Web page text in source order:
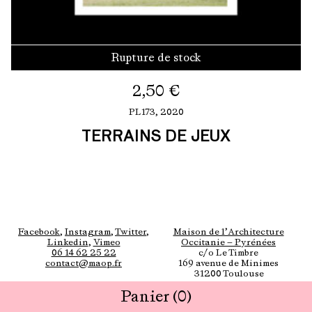
Rupture de stock
2,50 €
PL173, 2020
TERRAINS DE JEUX
Panier (0)
Facebook, Instagram, Twitter,
Linkedin, Vimeo
Maison de l’Architecture
Occitanie — Pyrénées
06 14 62 25 22
contact@maop.fr
c/o Le Timbre
169 avenue de Minimes
31200 Toulouse